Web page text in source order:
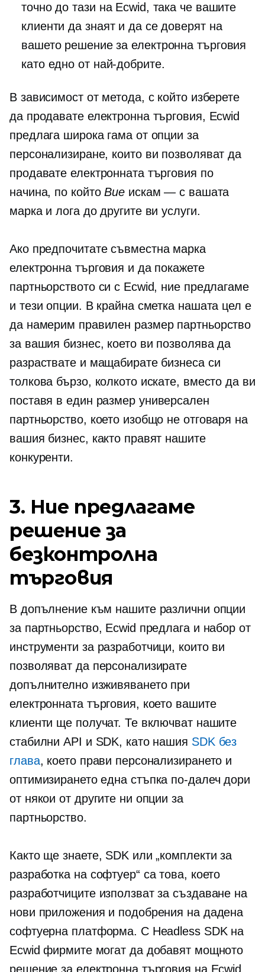
точно до тази на Ecwid, така че вашите
клиенти да знаят и да се доверят на
вашето решение за електронна търговия
като едно от най-добрите.
В зависимост от метода, с който изберете
да продавате електронна търговия, Ecwid
предлага широка гама от опции за
персонализиране, които ви позволяват да
продавате електронната търговия по
начина, по койтоВие искам — с вашата
марка и лога до другите ви услуги.
Ако предпочитатесъвместна марка
електронна търговия и да покажете
партньорството си с Ecwid, ние предлагаме
и тези опции. В крайна сметка нашата цел е
да намерим правилен размерпартньорство
за вашия бизнес, което ви позволява да
разраствате и мащабирате бизнеса си
толкова бързо, колкото искате, вместо да ви
поставя ведин размер универсален
партньорство, което изобщо не отговаря на
вашия бизнес, както правят нашите
конкуренти.
3. Ние предлагаме
решение за
безконтролна
търговия
В допълнение към нашите различни опции
за партньорство, Ecwid предлага и набор от
инструменти за разработчици, които ви
позволяват да персонализирате
допълнително изживяването при
електронната търговия, което вашите
клиенти ще получат. Те включват нашите
стабилни API и SDK, като нашия SDK без
глава, което прави персонализирането и
оптимизирането една стъпка по-далеч дори
от някои от другите ни опции за
партньорство.
Както ще знаете, SDK или „комплекти за
разработка на софтуер“ са това, което
разработчиците използват за създаване на
нови приложения и подобрения на дадена
софтуерна платформа. С Headless SDK на
Ecwid фирмите могат да добавят мощното
решение за електронна търговия на Ecwid